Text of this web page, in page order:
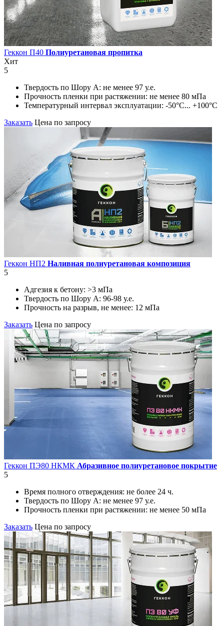
Геккон П40 Полиуретановая пропитка
Хит
5
Твердость по Шору А: не менее 97 у.е.
Прочность пленки при растяжении: не менее 80 мПа
Температурный интервал эксплуатации: -50°С... +100°С
Заказать Цена по запросу
Геккон НП2 Наливная полиуретановая композиция
5
Адгезия к бетону: >3 мПа
Твердость по Шору А: 96-98 у.е.
Прочность на разрыв, не менее: 12 мПа
Заказать Цена по запросу
Геккон ПЭ80 НКМК Абразивное полиуретановое покрытие
5
Время полного отверждения: не более 24 ч.
Твердость по Шору А: не менее 97 у.е.
Прочность пленки при растяжении: не менее 50 мПа
Заказать Цена по запросу